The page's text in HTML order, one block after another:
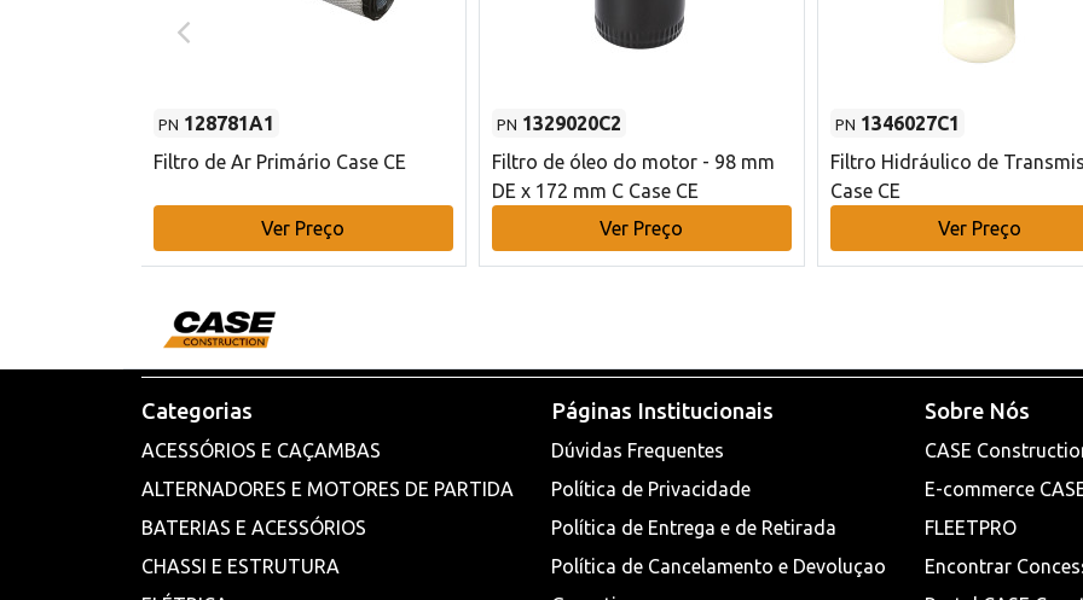
PN 128781A1
Filtro de Ar Primário Case CE
Ver Preço
PN 1329020C2
Filtro de óleo do motor - 98 mm
DE x 172 mm C Case CE
Ver Preço
PN 1346027C1
Filtro Hidráulico de
Case CE
Ver Preço
Categorias
ACESSÓRIOS E CAÇAMBAS
ALTERNADORES E MOTORES DE PARTIDA
BATERIAS E ACESSÓRIOS
CHASSI E ESTRUTURA
Páginas Institucionais
Dúvidas Frequentes
Política de Privacidade
Política de Entrega e de Retirada
Política de Cancelamento e Devoluçao
Sobre Nós
CASE
E-commerce
FLEETPRO
Encontrar